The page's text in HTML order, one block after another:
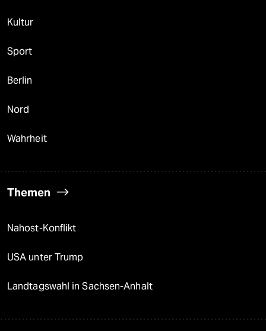
Kultur
Sport
Berlin
Nord
Wahrheit
Themen
Nahost-Konflikt
USA unter Trump
Landtagswahl in Sachsen-Anhalt